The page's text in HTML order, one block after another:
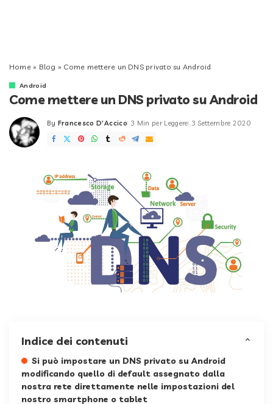
Home» Blog » Come mettere un DNS privato su Android
Android
Come mettere un DNS privato su Android
Posted
by
By Francesco D'Accico 3 Min per Leggere 3 Settembre 2020
Indice dei contenuti
Si può impostare un DNS privato su Android
modificando quello di default assegnato dalla
nostra rete direttamente nelle impostazioni del
nostro smartphone o tablet